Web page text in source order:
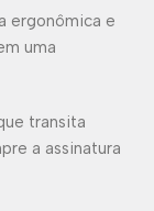
ergonômica e
uma
transita
a assinatura